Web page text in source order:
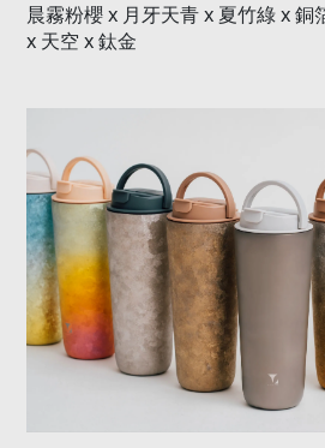
晨霧粉櫻 x 月牙天青 x 夏竹綠 x 銅
x 天空 x 鈦金